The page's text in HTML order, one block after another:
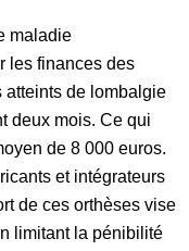
maladie
les finances des
atteints de lombalgie
deux mois. Ce qui
de 8 000 euros.
et intégrateurs
de ces orthèses vise
limitant la pénibilité